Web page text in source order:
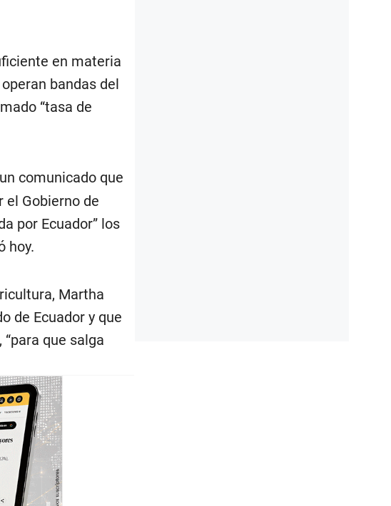
en materia
bandas del
“tasa de
comunicado que
el Gobierno de
por Ecuador” los
hoy.
Martha
de Ecuador y que
que salga